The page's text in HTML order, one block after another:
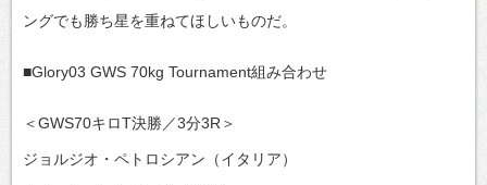
ングでも勝ち星を重ねてほしいものだ。
■Glory03 GWS 70kg Tournament組み合わせ
＜GWS70キロT決勝／3分3R＞
ジョルジオ・ペトロシアン（イタリア）